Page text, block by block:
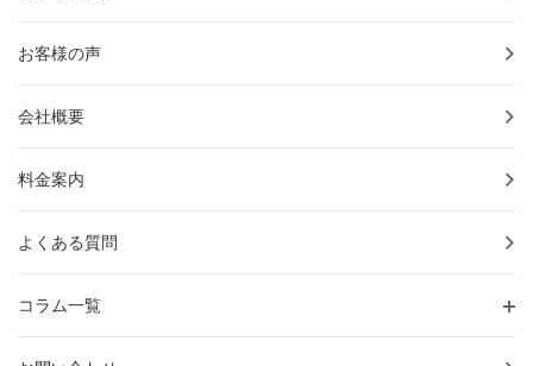
お客様の声
会社概要
料金案内
よくある質問
コラム一覧